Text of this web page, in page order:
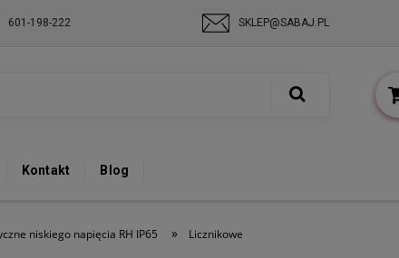
Kontakt Blog
niskiego napięcia RH IP65 » Licznikowe
601-198-222 SKLEP@SABAJ.PL